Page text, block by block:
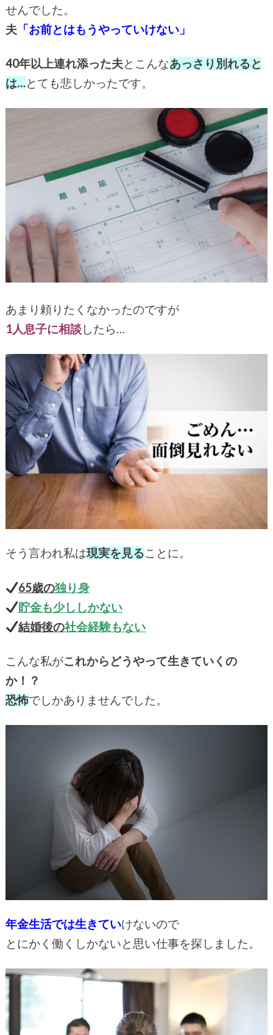
せんでした。
夫「お前とはもうやっていけない」
40年以上連れ添った夫とこんなあっさり別れると
は…とても悲しかったです。
あまり頼りたくなかったのですが
1人息子に相談したら…
そう言われ私は現実を見ることに。
65歳の独り身
貯金も少ししかない
結婚後の社会経験もない
こんな私がこれからどうやって生きていくの
か！？
恐怖でしかありませんでした。
年金生活では生きていけないので
とにかく働くしかないと思い仕事を探しました。